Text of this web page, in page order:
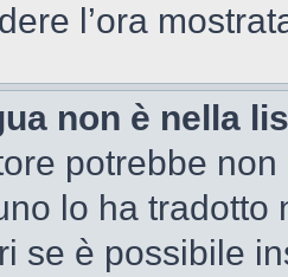
l’ora
non è nella
potrebbe
lo ha
se è possibile